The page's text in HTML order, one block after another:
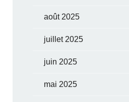
août 2025
juillet 2025
juin 2025
mai 2025